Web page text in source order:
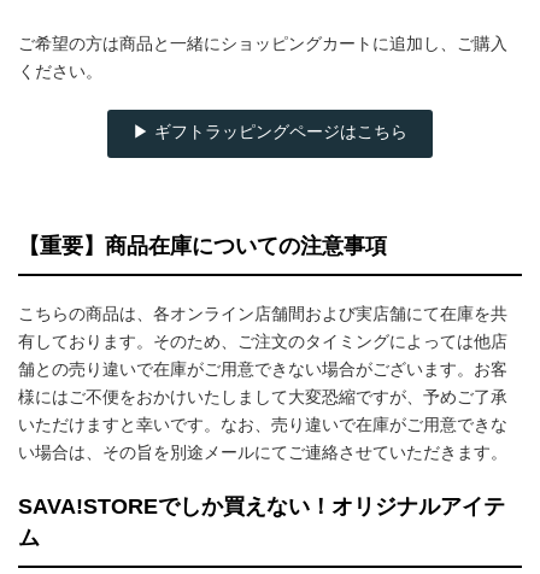
ご希望の方は商品と一緒にショッピングカートに追加し、ご購入
ください。
▶ ギフトラッピングページはこちら
【重要】商品在庫についての注意事項
こちらの商品は、各オンライン店舗間および実店舗にて在庫を共
有しております。そのため、ご注文のタイミングによっては他店
舗との売り違いで在庫がご用意できない場合がございます。お客
様にはご不便をおかけいたしまして大変恐縮ですが、予めご了承
いただけますと幸いです。なお、売り違いで在庫がご用意できな
い場合は、その旨を別途メールにてご連絡させていただきます。
SAVA!STOREでしか買えない！オリジナルアイテ
ム